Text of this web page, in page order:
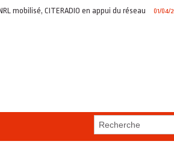
CITERADIO en appui du réseau 01/04/2026